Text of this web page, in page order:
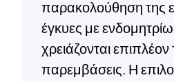
παρακολούθηση της
έγκυες με
χρειάζονται επιπλέον
παρεμβάσεις. Η